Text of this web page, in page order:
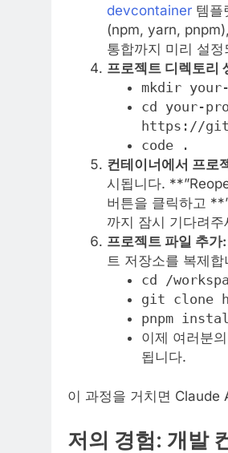
devcontainer템플
(npm, yarn,
통합까지 미리 설
프로젝트 디렉토리
mkdir
cd your-
https://
code .
컨테이너에서 프로
시됩니다.
버튼을 클릭하고
까지 잠시 기다려
프로젝트 파일 추가:
트 저장소를 복제합
cd /
git clone
pnpm
이제 여러분
됩니다.
이 과정을 거치면 Claude
저의 경험: 개발